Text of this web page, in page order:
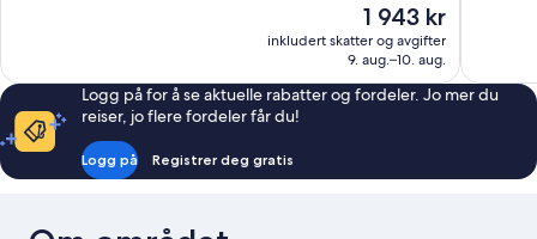
Prisen
er
1 943 kr
1 943 kr
inkludert skatter og avgifter
9. aug.–10. aug.
Logg på for å se aktuelle rabatter og fordeler. Jo mer du
reiser, jo flere fordeler får du!
Logg på Registrer deg gratis